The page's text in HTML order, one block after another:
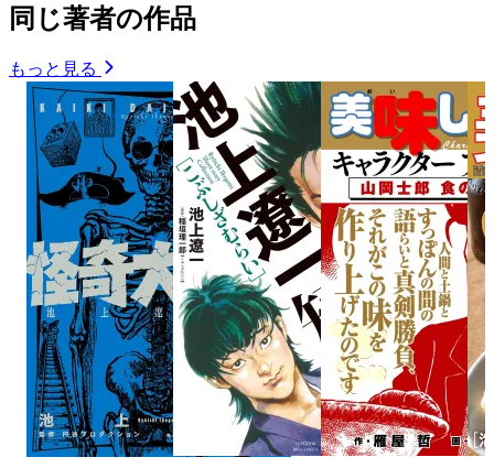
同じ著者の作品
もっと見る